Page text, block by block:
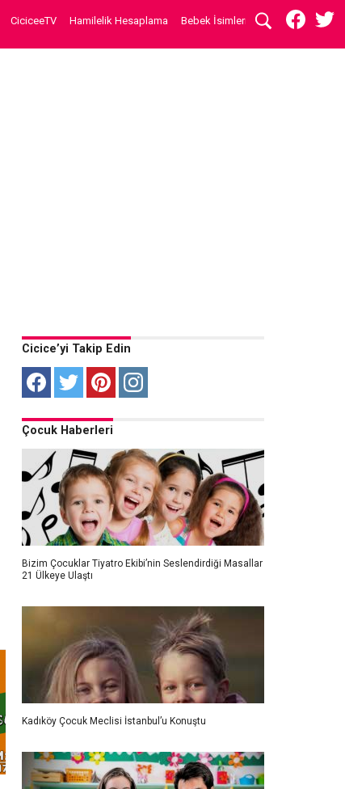
CiciceeTV Hamilelik Hesaplama Bebek İsimleri
Cicice’yi Takip Edin
Çocuk Haberleri
Bizim Çocuklar Tiyatro Ekibi’nin Seslendirdiği Masallar
21 Ülkeye Ulaştı
Kadıköy Çocuk Meclisi İstanbul’u Konuştu